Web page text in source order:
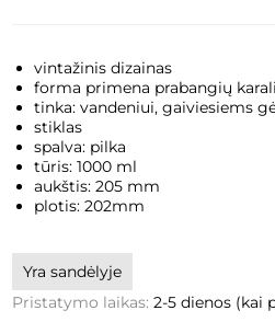
vintažinis dizainas
forma primena prabangių
tinka: vandeniui, gaiviesiems
stiklas
spalva: pilka
tūris: 1000 ml
aukštis: 205 mm
plotis: 202mm
Yra sandėlyje
Pristatymo laikas: 2-5 dienos (kai